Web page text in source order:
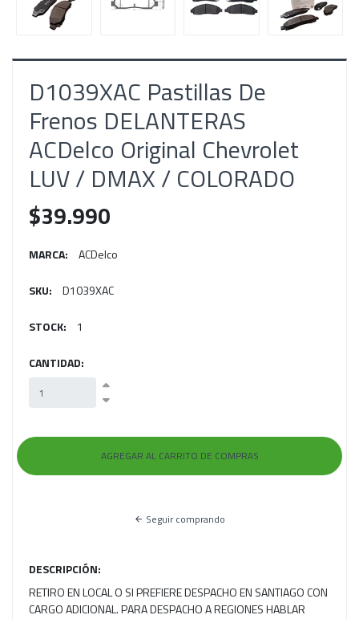
D1039XAC Pastillas De
Frenos DELANTERAS
ACDelco Original Chevrolet
LUV / DMAX / COLORADO
$39.990
MARCA: ACDelco
SKU: D1039XAC
STOCK: 1
CANTIDAD:
Seguir comprando
DESCRIPCIÓN:
RETIRO EN LOCAL O SI PREFIERE DESPACHO EN SANTIAGO CON
CARGO ADICIONAL. PARA DESPACHO A REGIONES HABLAR